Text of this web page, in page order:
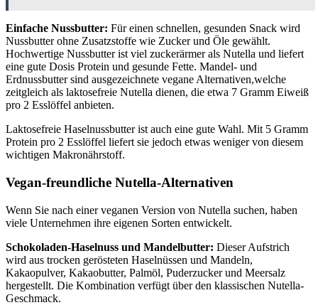
Einfache Nussbutter: Für einen schnellen, gesunden Snack wird
Nussbutter ohne Zusatzstoffe wie Zucker und Öle gewählt.
Hochwertige Nussbutter ist viel zuckerärmer als Nutella und liefert
eine gute Dosis Protein und gesunde Fette. Mandel- und
Erdnussbutter sind ausgezeichnete vegane Alternativen,welche
zeitgleich als laktosefreie Nutella dienen, die etwa 7 Gramm Eiweiß
pro 2 Esslöffel anbieten.
Laktosefreie Haselnussbutter ist auch eine gute Wahl. Mit 5 Gramm
Protein pro 2 Esslöffel liefert sie jedoch etwas weniger von diesem
wichtigen Makronährstoff.
Vegan-freundliche Nutella-Alternativen
Wenn Sie nach einer veganen Version von Nutella suchen, haben
viele Unternehmen ihre eigenen Sorten entwickelt.
Schokoladen-Haselnuss und Mandelbutter: Dieser Aufstrich
wird aus trocken gerösteten Haselnüssen und Mandeln,
Kakaopulver, Kakaobutter, Palmöl, Puderzucker und Meersalz
hergestellt. Die Kombination verfügt über den klassischen Nutella-
Geschmack.